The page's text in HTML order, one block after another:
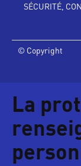
SÉCURITÉ,
© Copyright
La